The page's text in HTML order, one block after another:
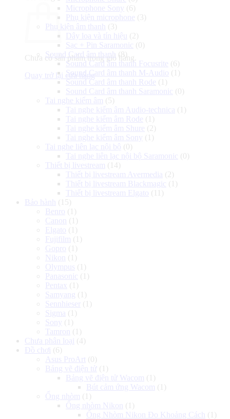
Chưa có sản phẩm trong giỏ hàng.
Quay trở lại cửa hàng
Microphone Sony (6)
Phụ kiện microphone (3)
Phụ kiện âm thanh
(3)
Dây loa và tín hiệu
(2)
Sạc + Pin Saramonic (0)
Sound Card âm thanh (8)
Sound Card âm thanh Focusrite (6)
Sound Card âm thanh M-Audio (1)
Sound Card âm thanh Rode (1)
Sound Card âm thanh Saramonic (0)
Tai nghe kiểm âm (5)
Tai nghe kiểm âm Audio-technica (1)
Tai nghe kiểm âm Rode (1)
Tai nghe kiểm âm Shure (2)
Tai nghe kiểm âm Sony (1)
Tai nghe liên lạc nội bộ (0)
Tai nghe liên lạc nội bộ Saramonic (0)
Thiết bị livestream (14)
Thiết bị livestream Avermedia (2)
Thiết bị livestream Blackmagic (1)
Thiết bị livestream Elgato (11)
Bảo hành
(15)
Benro (1)
Canon
(1)
Elgato (1)
Fujifilm (1)
Gopro (1)
Nikon
(1)
Olympus (1)
Panasonic (1)
Pentax (1)
Samyang (1)
Sennhieser
(1)
Sigma (1)
Sony (1)
Tamron
(1)
Chưa phân loại (4)
Đồ chơi (6)
Asus ProArt (0)
Bảng vẽ điện tử (1)
Bảng vẽ điện tử Wacom (1)
Bút cảm ứng Wacom (1)
Ống nhòm (1)
Ống nhòm Nikon
(1)
Ống Nhòm Nikon Đo Khoảng Cách
(1)